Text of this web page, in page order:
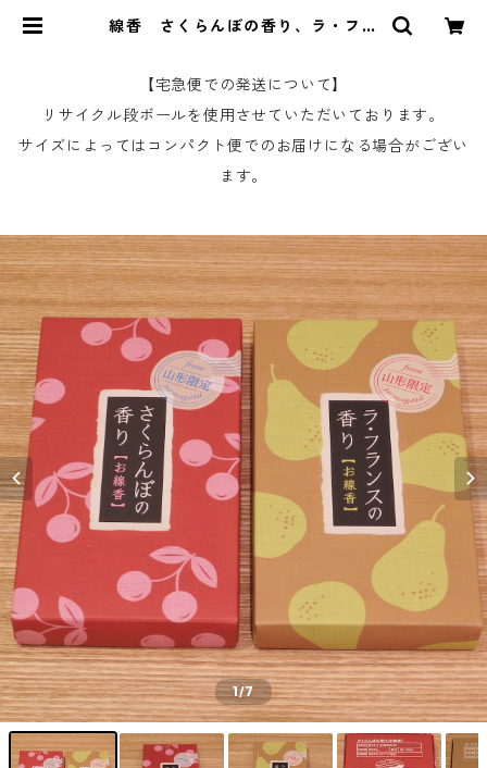
線香 さくらんぼの香り、ラ・フラ
DOU
【宅急便での発送について】
リサイクル段ボールを使用させていただいております。
サイズによってはコンパクト便でのお届けになる場合がござい
ます。
1/7